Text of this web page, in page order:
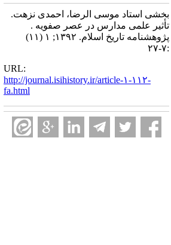
بخشی استاد موسی الرضا، احمدی نزهت.
تأثیر علمی مدارس در عصر صفویه .
پژوهشنامه تاریخ اسلام. ۱۳۹۲; ۱ (۱۱)
:۷-۲۷
URL:
http://journal.isihistory.ir/article-۱-۱۱۲-
fa.html